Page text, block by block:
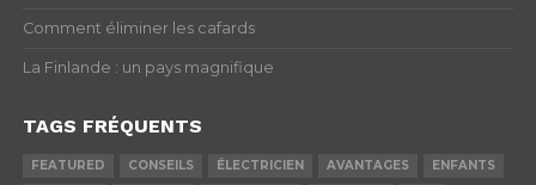
Comment éliminer les cafards
La Finlande : un pays magnifique
TAGS FRÉQUENTS
FEATURED CONSEILS ÉLECTRICIEN AVANTAGES ENFANTS